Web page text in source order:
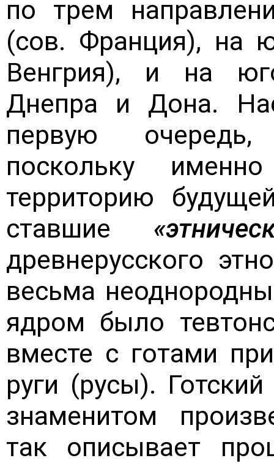
по трем
(сов. Франция), на
Венгрия), и на
Днепра и Дона.
первую очередь,
поскольку
территорию
ставшие
древнерусского
весьма
ядром было
вместе с готами
руги (русы).
знаменитом
так описывает